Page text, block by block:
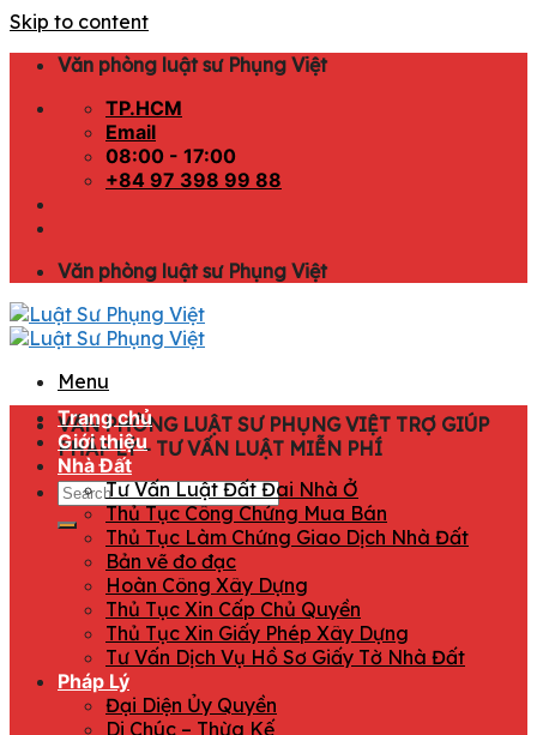
Skip to content
Văn phòng luật sư Phụng Việt
TP.HCM
Email
08:00 - 17:00
+84 97 398 99 88
Văn phòng luật sư Phụng Việt
Menu
VĂN PHÒNG LUẬT SƯ PHỤNG VIỆT TRỢ GIÚP
PHÁP LÝ - TƯ VẤN LUẬT MIỄN PHÍ
Trang chủ
Giới thiệu
Nhà Đất
Tư Vấn Luật Đất Đai Nhà Ở
Thủ Tục Công Chứng Mua Bán
Thủ Tục Làm Chứng Giao Dịch Nhà Đất
Bản vẽ đo đạc
Hoàn Công Xây Dựng
Thủ Tục Xin Cấp Chủ Quyền
Thủ Tục Xin Giấy Phép Xây Dựng
Tư Vấn Dịch Vụ Hồ Sơ Giấy Tờ Nhà Đất
Pháp Lý
Đại Diện Ủy Quyền
Di Chúc – Thừa Kế